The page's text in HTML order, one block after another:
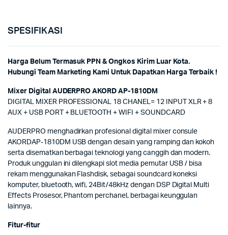
SPESIFIKASI
Harga Belum Termasuk PPN & Ongkos Kirim Luar Kota.
Hubungi Team Marketing Kami Untuk Dapatkan Harga Terbaik !
Mixer Digital AUDERPRO AKORD AP-1810DM
DIGITAL MIXER PROFESSIONAL 18 CHANEL= 12 INPUT XLR + 8
AUX + USB PORT + BLUETOOTH + WIFI + SOUNDCARD
AUDERPRO menghadirkan profesional digital mixer consule
AKORDAP-1810DM USB dengan desain yang ramping dan kokoh
serta disematkan berbagai teknologi yang canggih dan modern.
Produk unggulan ini dilengkapi slot media pemutar USB / bisa
rekam menggunakan Flashdisk, sebagai soundcard koneksi
komputer, bluetooth, wifi, 24Bit/48kHz dengan DSP Digital Multi
Effects Prosesor, Phantom perchanel, berbagai keunggulan
lainnya.
Fitur-fitur